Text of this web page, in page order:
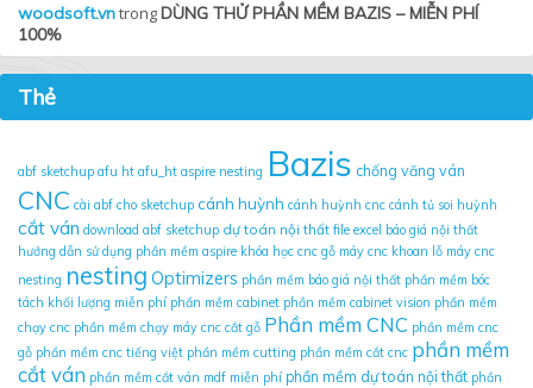
woodsoft.vntrongDÙNG THỬ PHẦN MỀM BAZIS – MIỄN PHÍ
100%
Thẻ
abf sketchup afu ht afu_ht aspire nesting Bazis chống văng ván
CNC cài abf cho sketchup cánh huỳnh cánh huỳnh cnc cánh tủ soi huỳnh
cắt ván download abf sketchup dự toán nội thất file excel báo giá nội thất
hướng dẫn sử dụng phần mềm aspire khóa học cnc gỗ máy cnc khoan lỗ máy cnc
nesting nesting Optimizers phần mềm báo giá nội thất phần mềm bóc
tách khối lượng miễn phí phần mềm cabinet phần mềm cabinet vision phần mềm
chạy cnc phần mềm chạy máy cnc cắt gỗ Phần mềm CNC phần mềm cnc
gỗ phần mềm cnc tiếng việt phần mềm cutting phần mềm cắt cnc phần mềm
cắt ván phần mềm cắt ván mdf miễn phí phần mềm dự toán nội thất phần